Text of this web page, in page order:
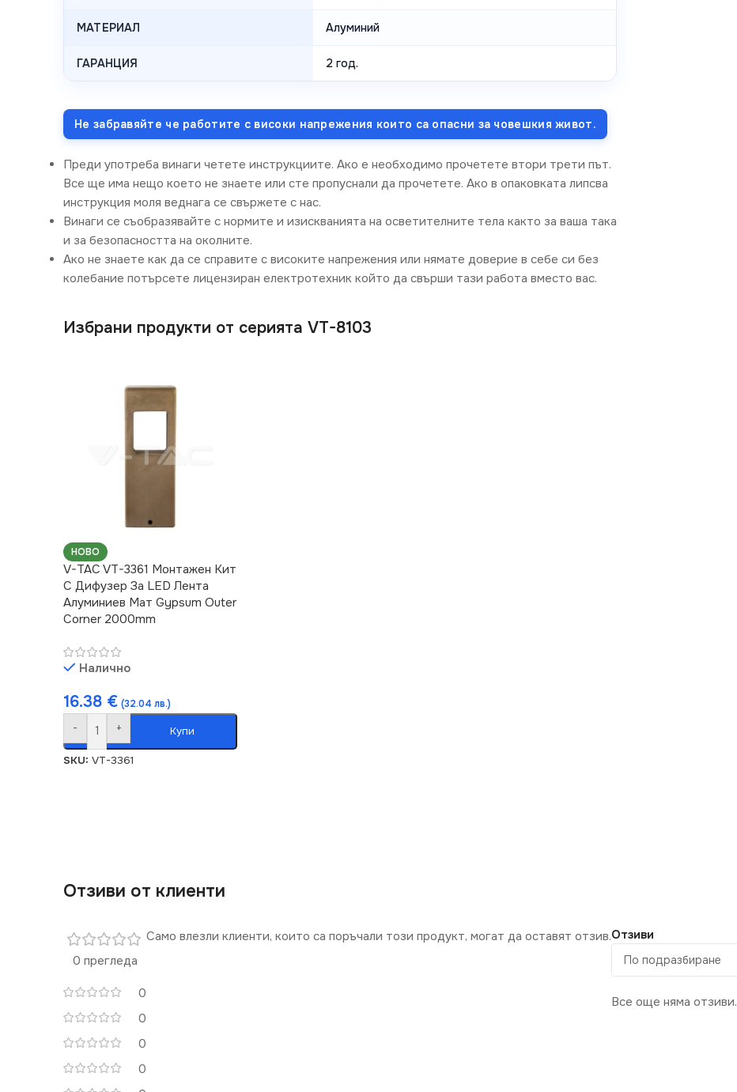
МАТЕРИАЛ Алуминий
ГАРАНЦИЯ 2 год.
Не забравяйте че работите с високи напрежения които са опасни за човешкия живот.
Преди употреба винаги четете инструкциите. Ако е необходимо прочетете втори трети път.
Все ще има нещо което не знаете или сте пропуснали да прочетете. Ако в опаковката липсва
инструкция моля веднага се свържете с нас.
Винаги се съобразявайте с нормите и изискванията на осветителните тела както за ваша така
и за безопасността на околните.
Ако не знаете как да се справите с високите напрежения или нямате доверие в себе си без
колебание потърсете лицензиран електротехник който да свърши тази работа вместо вас.
Избрани продукти от серията VT-8103
НОВО
V-TAC VT-3361 Монтажен Kит
С Дифузер За LED Лента
Алуминиев Мат Gypsum Outer
Corner 2000mm
Налично
16.38 € (32.04 лв.)
- + Купи
SKU: VT-3361
Отзиви от клиенти
0 прегледа
0
0
0
0
Отзиви
Все още няма отзиви.
Само влезли клиенти, които са поръчали този продукт, могат да оставят отзив.